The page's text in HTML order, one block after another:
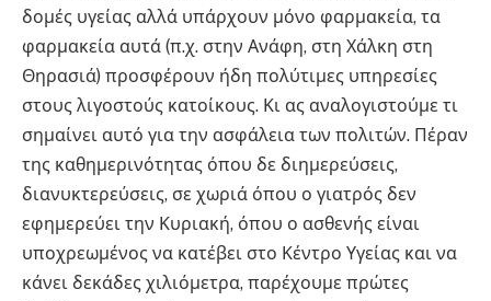
δομές υγείας αλλά υπάρχουν μόνο φαρμακεία, τα
φαρμακεία αυτά (π.χ. στην Ανάφη, στη Χάλκη στη
Θηρασιά) προσφέρουν ήδη πολύτιμες υπηρεσίες
στους λιγοστούς κατοίκους. Κι ας αναλογιστούμε τι
σημαίνει αυτό για την ασφάλεια των πολιτών. Πέραν
της καθημερινότητας όπου δε διημερεύσεις,
διανυκτερεύσεις, σε χωριά όπου ο γιατρός δεν
εφημερεύει την Κυριακή, όπου ο ασθενής είναι
υποχρεωμένος να κατέβει στο Κέντρο Υγείας και να
κάνει δεκάδες χιλιόμετρα, παρέχουμε πρώτες